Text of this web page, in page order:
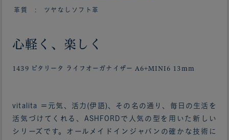
革質 : ツヤなしソフト革
心軽く、楽しく
1439 ビタリータ ライフオーガナイザー A6+MINI6 13mm
vitalita ＝元気、活力(伊語)、その名の通り、毎日の生活を
活気づけてくれる、ASHFORDで人気の型を用いた新しい
シリーズです。オールメイドインジャパンの確かな技術に